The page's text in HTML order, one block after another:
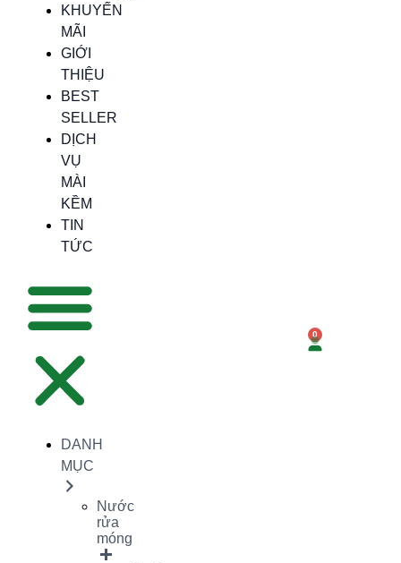
KHUYẾN
MÃI
GIỚI
THIỆU
BEST
SELLER
DỊCH
VỤ
MÀI
KỀM
TIN
TỨC
DANH
MỤC
Nước
rửa
móng
0